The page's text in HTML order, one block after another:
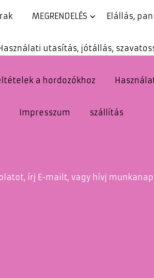
MEGRENDELÉS Elállás,
utasítás, jótállás,
a hordozókhoz
Impresszum szállítás
írj E-mailt, vagy hívj